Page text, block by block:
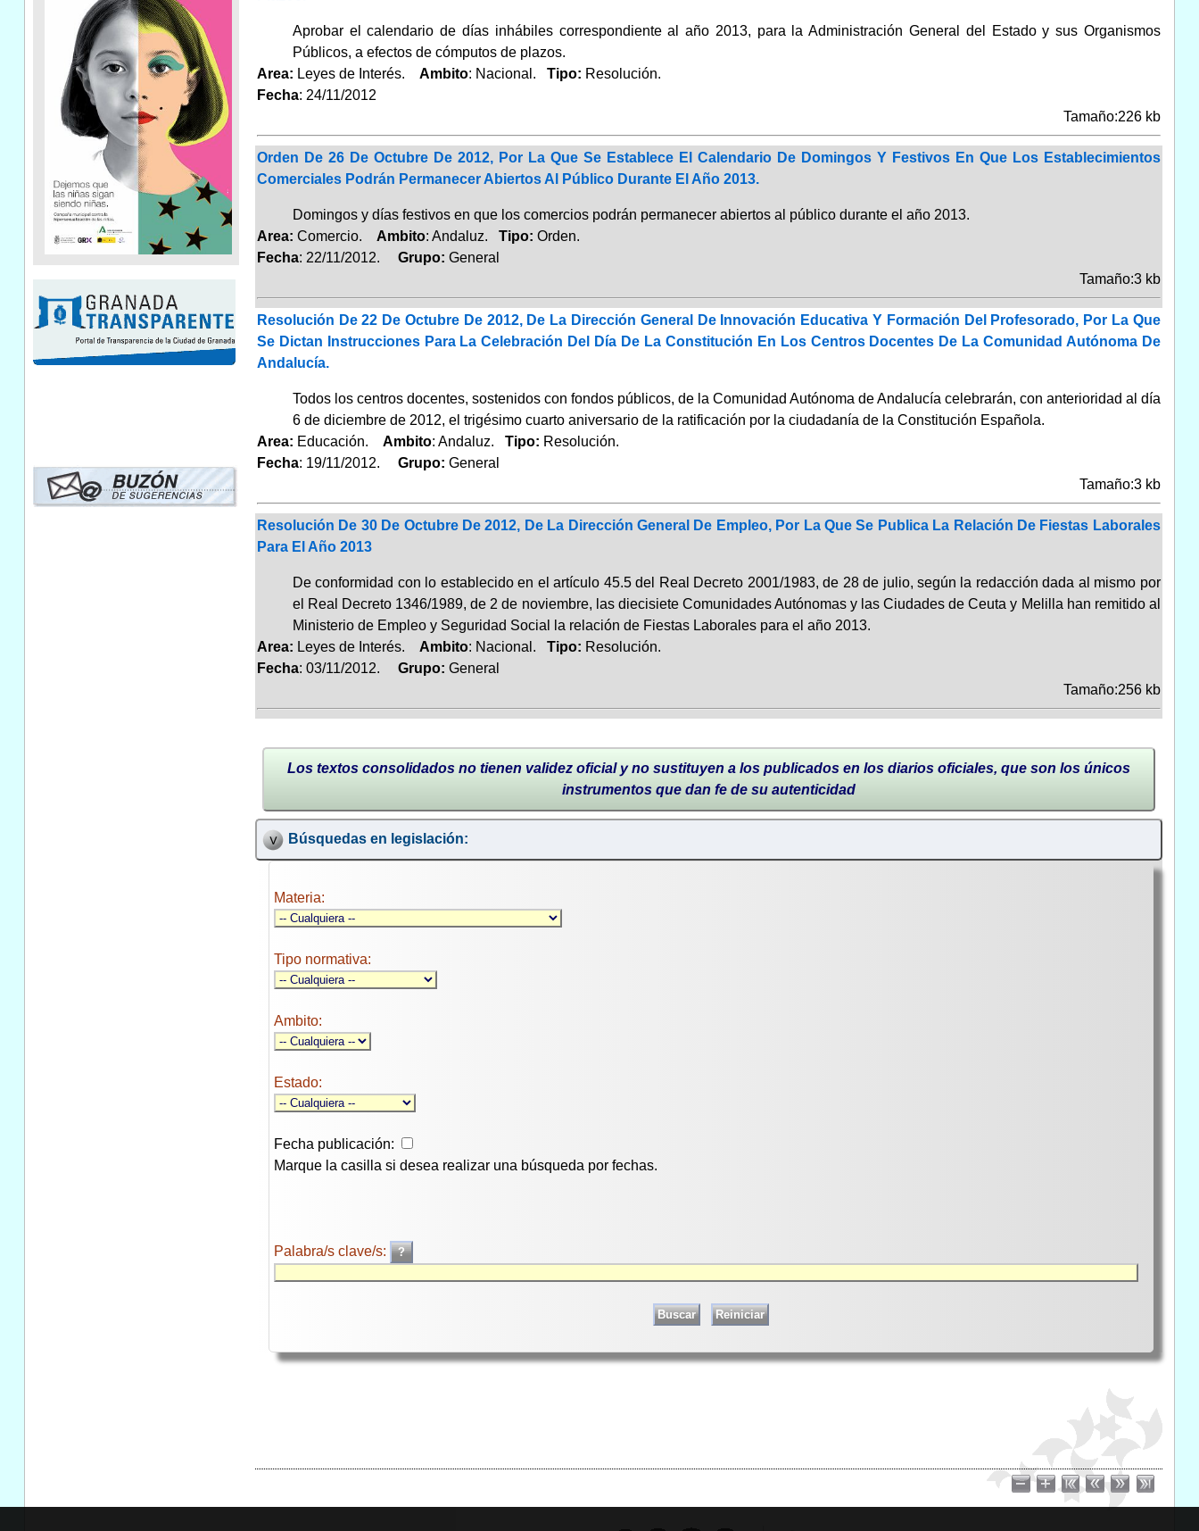
Aprobar el calendario de días inhábiles correspondiente al año 2013, para la Administración General del Estado y sus Organismos
Públicos, a efectos de cómputos de plazos.
Area: Leyes de Interés. Ambito: Nacional. Tipo: Resolución.
Fecha: 24/11/2012
Tamaño:226 kb
Orden De 26 De Octubre De 2012, Por La Que Se Establece El Calendario De Domingos Y Festivos En Que Los Establecimientos
Comerciales Podrán Permanecer Abiertos Al Público Durante El Año 2013.
Domingos y días festivos en que los comercios podrán permanecer abiertos al público durante el año 2013.
Area: Comercio. Ambito: Andaluz. Tipo: Orden.
Fecha: 22/11/2012. Grupo: General
Tamaño:3 kb
Resolución De 22 De Octubre De 2012, De La Dirección General De Innovación Educativa Y Formación Del Profesorado, Por La Que
Se Dictan Instrucciones Para La Celebración Del Día De La Constitución En Los Centros Docentes De La Comunidad Autónoma De
Andalucía.
Todos los centros docentes, sostenidos con fondos públicos, de la Comunidad Autónoma de Andalucía celebrarán, con anterioridad al día
6 de diciembre de 2012, el trigésimo cuarto aniversario de la ratificación por la ciudadanía de la Constitución Española.
Area: Educación. Ambito: Andaluz. Tipo: Resolución.
Fecha: 19/11/2012. Grupo: General
Tamaño:3 kb
Resolución De 30 De Octubre De 2012, De La Dirección General De Empleo, Por La Que Se Publica La Relación De Fiestas Laborales
Para El Año 2013
De conformidad con lo establecido en el artículo 45.5 del Real Decreto 2001/1983, de 28 de julio, según la redacción dada al mismo por
el Real Decreto 1346/1989, de 2 de noviembre, las diecisiete Comunidades Autónomas y las Ciudades de Ceuta y Melilla han remitido al
Ministerio de Empleo y Seguridad Social la relación de Fiestas Laborales para el año 2013.
Area: Leyes de Interés. Ambito: Nacional. Tipo: Resolución.
Fecha: 03/11/2012. Grupo: General
Tamaño:256 kb
Los textos consolidados no tienen validez oficial y no sustituyen a los publicados en los diarios oficiales, que son los únicos
instrumentos que dan fe de su autenticidad
Búsquedas en legislación:
Materia:
Tipo normativa:
Ambito:
Estado:
Fecha publicación:
Marque la casilla si desea realizar una búsqueda por fechas.
Palabra/s clave/s: